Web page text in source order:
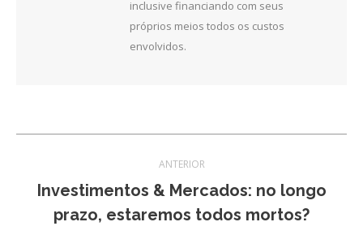
inclusive financiando com seus
próprios meios todos os custos
envolvidos.
de
post:
ANTERIOR
Post
anterior:
Investimentos & Mercados: no longo
prazo, estaremos todos mortos?